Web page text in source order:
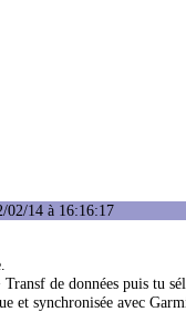
02/14 à 16:16:17
de données puis tu
et synchronisée avec